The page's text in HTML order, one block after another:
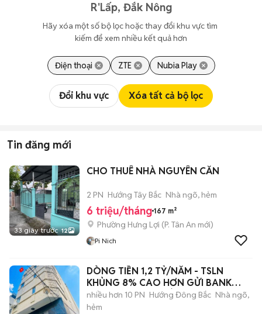
R'Lấp, Đắk Nông
Hãy xóa một số bộ lọc hoặc thay đổi khu vực tìm
kiếm để xem nhiều kết quả hơn
Điện thoại ZTE Nubia Play
Đổi khu vực Xóa tất cả bộ lọc
Tin đăng mới
33 giây trước 12
CHO THUÊ NHÀ NGUYÊN CĂN
2 PN Hướng Tây Bắc Nhà ngõ, hẻm
6 triệu/tháng 167 m²
Phường Hưng Lợi (P. Tân An mới)
Pi Nich
DÒNG TIỀN 1,2 TỶ/NĂM - TSLN
KHỦNG 8% CAO HƠN GỬI BANK
15CHDV THANG MÁY
nhiều hơn 10 PN Hướng Đông Bắc Nhà ngõ,
hẻm